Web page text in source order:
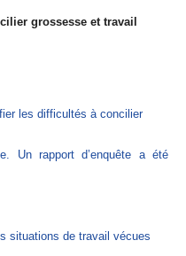
grossesse et travail
les difficultés à concilier
Un rapport d’enquête a été
situations de travail vécues